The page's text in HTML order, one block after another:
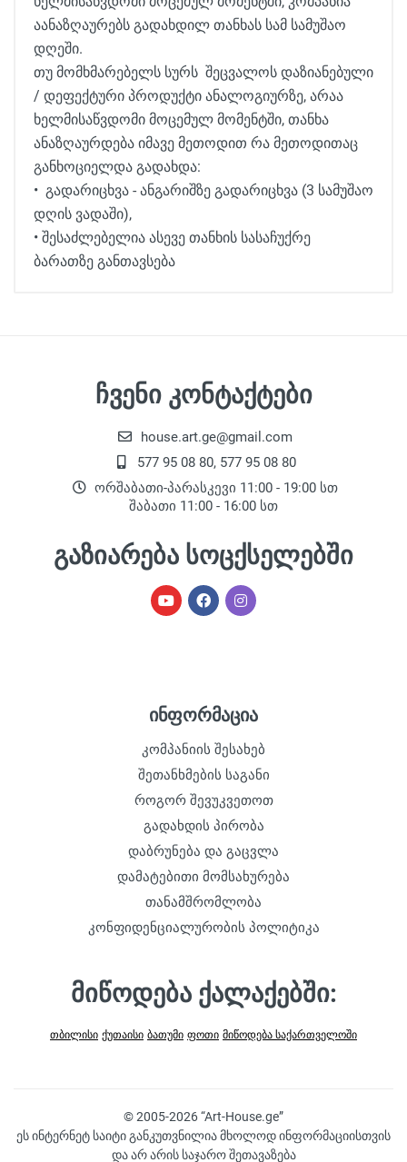
აანაზღაურებს გადახდილ თანხას სამ სამუშაო
დღეში.
თუ მომხმარებელს სურს შეცვალოს დაზიანებული
/ დეფექტური პროდუქტი ანალოგიურზე, არაა
ხელმისაწვდომი მოცემულ მომენტში, თანხა
ანაზღაურდება იმავე მეთოდით რა მეთოდითაც
განხოციელდა გადახდა:
• გადარიცხვა - ანგარიშზე გადარიცხვა (3 სამუშაო
დღის ვადაში),
• შესაძლებელია ასევე თანხის სასაჩუქრე
ბარათზე განთავსება
ჩვენი კონტაქტები
house.art.ge@gmail.com
577 95 08 80, 577 95 08 80
ორშაბათი-პარასკევი 11:00 - 19:00 სთ
შაბათი 11:00 - 16:00 სთ
გაზიარება სოცქსელებში
ინფორმაცია
კომპანიის შესახებ
შეთანხმების საგანი
როგორ შევუკვეთოთ
გადახდის პირობა
დაბრუნება და გაცვლა
დამატებითი მომსახურება
თანამშრომლობა
კონფიდენციალურობის პოლიტიკა
მიწოდება ქალაქებში:
თბილისი ქუთაისი ბათუმი ფოთი მიწოდება საქართველოში
© 2005-2026 “Art-House.ge”
ეს ინტერნეტ საიტი განკუთვნილია მხოლოდ ინფორმაციისთვის
და არ არის საჯარო შეთავაზება